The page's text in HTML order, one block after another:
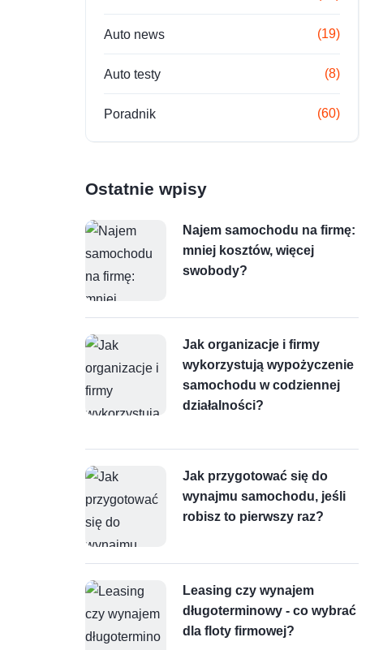
Auto news (19)
Auto testy (8)
Poradnik (60)
Ostatnie wpisy
Najem samochodu na firmę:
mniej kosztów, więcej
swobody?
Jak organizacje i firmy
wykorzystują wypożyczenie
samochodu w codziennej
działalności?
Jak przygotować się do
wynajmu samochodu, jeśli
robisz to pierwszy raz?
Leasing czy wynajem
długoterminowy - co wybrać
dla floty firmowej?